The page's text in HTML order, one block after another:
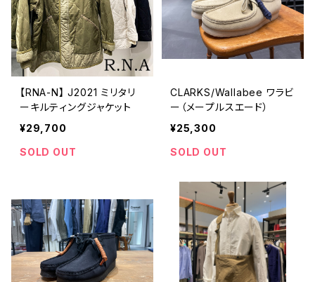
【RNA-N】 J2021 ミリタリ
ーキルティングジャケット
¥29,700
SOLD OUT
CLARKS/Wallabee ワラビ
ー（メープルスエード）
¥25,300
SOLD OUT